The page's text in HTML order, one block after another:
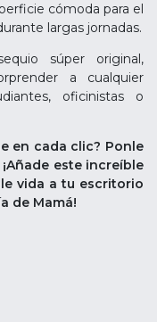
cómoda para el
largas jornadas.
súper original,
a cualquier
oficinistas o
en cada clic? Ponle
este increíble
vida a tu escritorio
de Mamá!